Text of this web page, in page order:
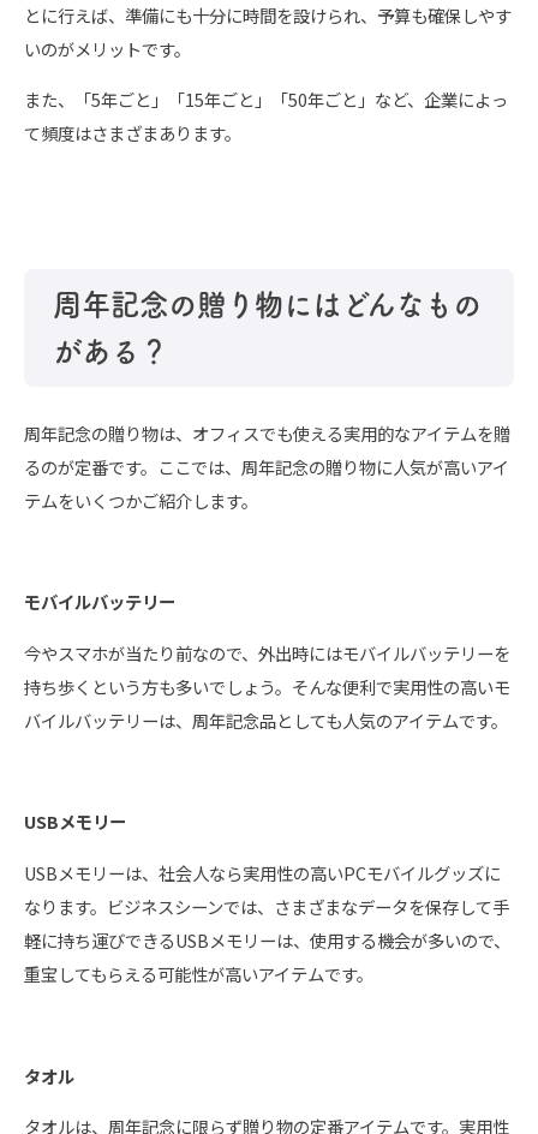
とに行えば、準備にも十分に時間を設けられ、予算も確保しやす
いのがメリットです。
また、「5年ごと」「15年ごと」「50年ごと」など、企業によっ
て頻度はさまざまあります。
周年記念の贈り物にはどんなもの
がある？
周年記念の贈り物は、オフィスでも使える実用的なアイテムを贈
るのが定番です。ここでは、周年記念の贈り物に人気が高いアイ
テムをいくつかご紹介します。
モバイルバッテリー
今やスマホが当たり前なので、外出時にはモバイルバッテリーを
持ち歩くという方も多いでしょう。そんな便利で実用性の高いモ
バイルバッテリーは、周年記念品としても人気のアイテムです。
USBメモリー
USBメモリーは、社会人なら実用性の高いPCモバイルグッズに
なります。ビジネスシーンでは、さまざまなデータを保存して手
軽に持ち運びできるUSBメモリーは、使用する機会が多いので、
重宝してもらえる可能性が高いアイテムです。
タオル
タオルは、周年記念に限らず贈り物の定番アイテムです。実用性